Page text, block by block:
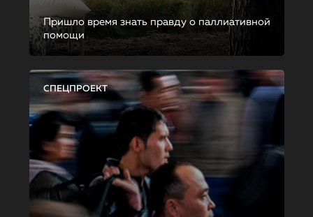
Пришло время знать правду о паллиативной
помощи
СПЕЦПРОЕКТ